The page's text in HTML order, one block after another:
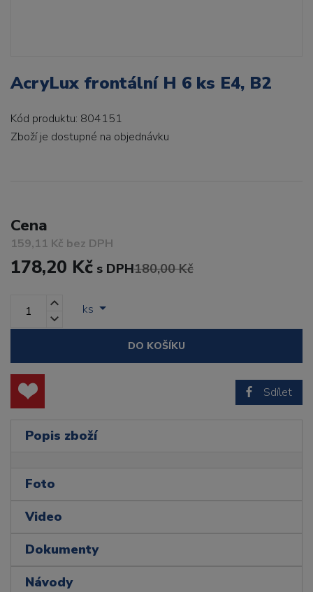
AcryLux frontální H 6 ks E4, B2
Kód produktu: 804151
Zboží je dostupné na objednávku
Cena
159,11 Kč bez DPH
178,20 Kč s DPH180,00 Kč
ks
DO KOŠÍKU
Sdílet
Popis zboží
Foto
Video
Dokumenty
Návody